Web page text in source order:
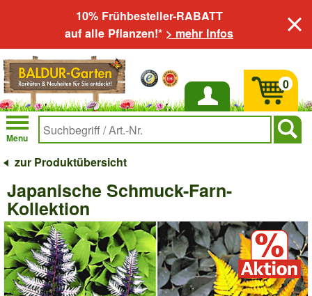
10% Frühbesteller-RABATT
auf alle Pflanzen!* > mehr Infos
Anmelden
Menu
0
zur Produktübersicht
Japanische Schmuck-Farn-
Kollektion